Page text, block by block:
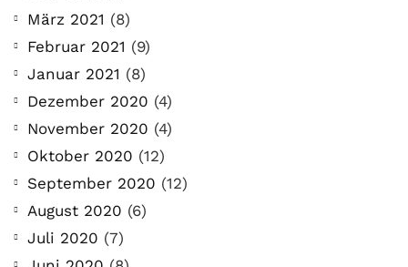
März 2021 (8)
Februar 2021 (9)
Januar 2021 (8)
Dezember 2020 (4)
November 2020 (4)
Oktober 2020 (12)
September 2020 (12)
August 2020 (6)
Juli 2020 (7)